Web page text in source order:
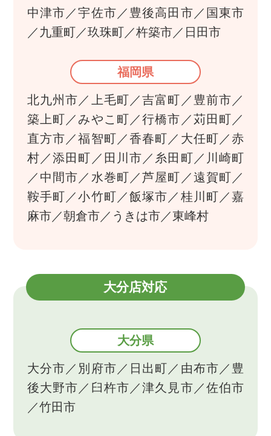
中津市／宇佐市／豊後高田市／国東市
／九重町／玖珠町／杵築市／日田市
福岡県
北九州市／上毛町／吉富町／豊前市／
築上町／みやこ町／行橋市／苅田町／
直方市／福智町／香春町／大任町／赤
村／添田町／田川市／糸田町／川崎町
／中間市／水巻町／芦屋町／遠賀町／
鞍手町／小竹町／飯塚市／桂川町／嘉
麻市／朝倉市／うきは市／東峰村
大分店対応
大分県
大分市／別府市／日出町／由布市／豊
後大野市／臼杵市／津久見市／佐伯市
／竹田市